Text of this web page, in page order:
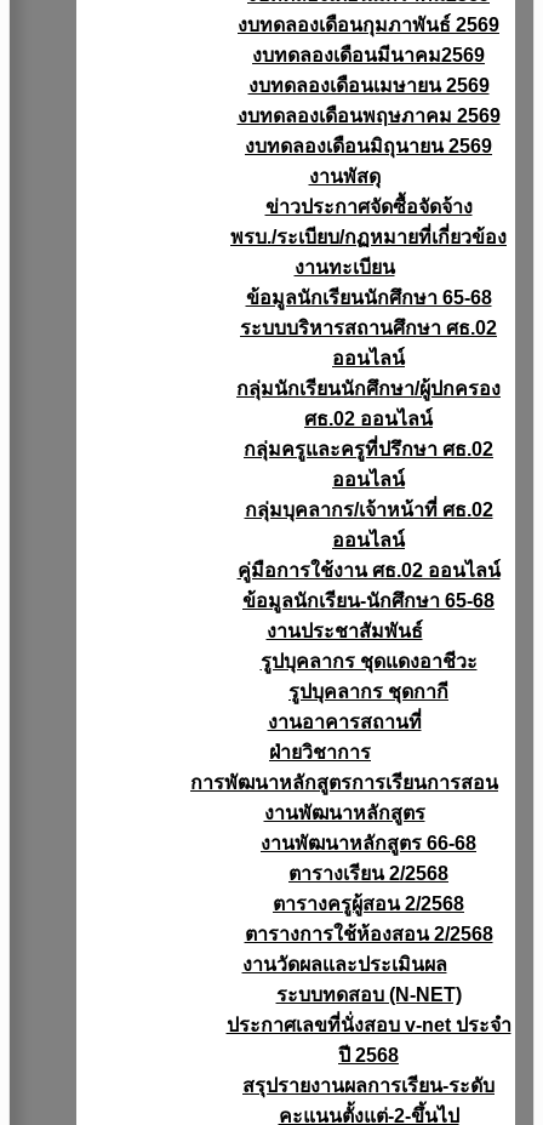
งบทดลองเดือนกุมภาพันธ์ 2569
งบทดลองเดือนมีนาคม2569
งบทดลองเดือนเมษายน 2569
งบทดลองเดือนพฤษภาคม 2569
งบทดลองเดือนมิถุนายน 2569
งานพัสดุ
ข่าวประกาศจัดซื้อจัดจ้าง
พรบ./ระเบียบ/กฏหมายที่เกี่ยวข้อง
งานทะเบียน
ข้อมูลนักเรียนนักศึกษา 65-68
ระบบบริหารสถานศึกษา ศธ.02
ออนไลน์
กลุ่มนักเรียนนักศึกษา/ผู้ปกครอง
ศธ.02 ออนไลน์
กลุ่มครูและครูที่ปรึกษา ศธ.02
ออนไลน์
กลุ่มบุคลากร/เจ้าหน้าที่ ศธ.02
ออนไลน์
คู่มือการใช้งาน ศธ.02 ออนไลน์
ข้อมูลนักเรียน-นักศึกษา 65-68
งานประชาสัมพันธ์
รูปบุคลากร ชุดแดงอาชีวะ
รูปบุคลากร ชุดกากี
งานอาคารสถานที่
ฝ่ายวิชาการ
การพัฒนาหลักสูตรการเรียนการสอน
งานพัฒนาหลักสูตร
งานพัฒนาหลักสูตร 66-68
ตารางเรียน 2/2568
ตารางครูผู้สอน 2/2568
ตารางการใช้ห้องสอน 2/2568
งานวัดผลเเละประเมินผล
ระบบทดสอบ (N-NET)
ประกาศเลขที่นั่งสอบ v-net ประจำ
ปี 2568
สรุปรายงานผลการเรียน-ระดับ
คะแนนตั้งแต่-2-ขึ้นไป